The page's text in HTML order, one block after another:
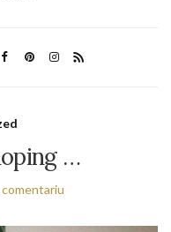
…
comentariu